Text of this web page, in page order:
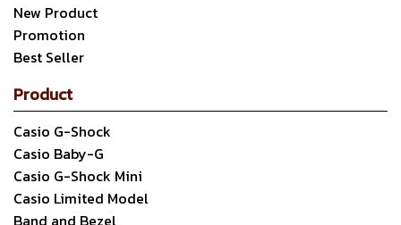
New Product
Promotion
Best Seller
Product
Casio G-Shock
Casio Baby-G
Casio G-Shock Mini
Casio Limited Model
Band and Bezel